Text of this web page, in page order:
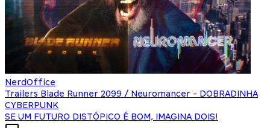
NerdOffice
Trailers Blade Runner 2099 / Neuromancer - DOBRADINHA
CYBERPUNK
SE UM FUTURO DISTÓPICO É BOM, IMAGINA DOIS!